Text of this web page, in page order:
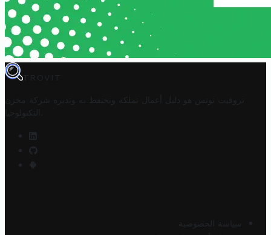
TROVIT
تروفيت تونس هو دليل أعمال تملكه وتحتفظ به وتديره
شركة مخزن
التكنولوجيا
سياسة الخصوصية